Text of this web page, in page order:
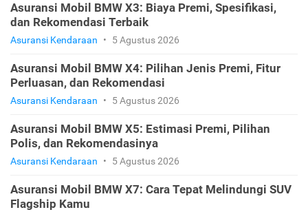
Asuransi Mobil BMW X3: Biaya Premi, Spesifikasi,
dan Rekomendasi Terbaik
Asuransi Kendaraan • 5 Agustus 2026
Asuransi Mobil BMW X4: Pilihan Jenis Premi, Fitur
Perluasan, dan Rekomendasi
Asuransi Kendaraan • 5 Agustus 2026
Asuransi Mobil BMW X5: Estimasi Premi, Pilihan
Polis, dan Rekomendasinya
Asuransi Kendaraan • 5 Agustus 2026
Asuransi Mobil BMW X7: Cara Tepat Melindungi SUV
Flagship Kamu